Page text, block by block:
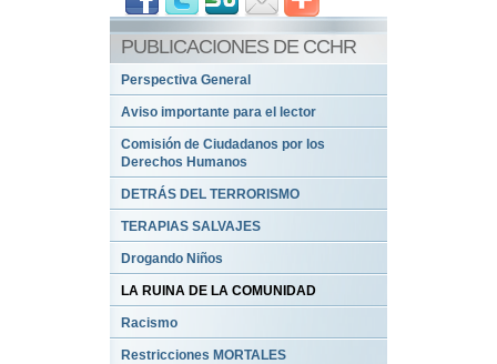
PUBLICACIONES DE CCHR
Perspectiva General
Aviso importante para el lector
Comisión de Ciudadanos por los
Derechos Humanos
DETRÁS DEL TERRORISMO
TERAPIAS SALVAJES
Drogando Niños
LA RUINA DE LA COMUNIDAD
Racismo
Restricciones MORTALES